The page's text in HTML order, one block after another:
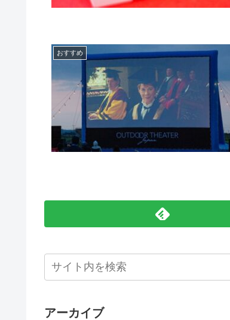
おすすめ
アーカイブ